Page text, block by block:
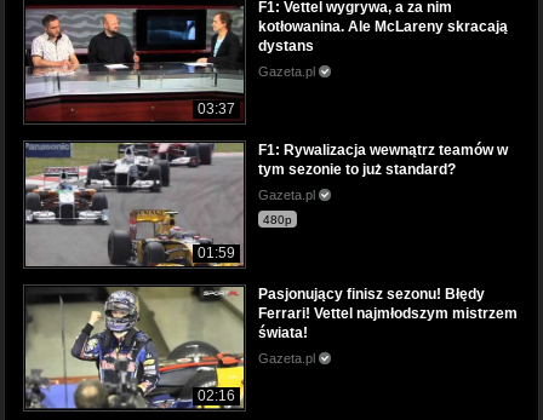
03:37
F1: Vettel wygrywa, a za nim
kotłowanina. Ale McLareny skracają
dystans
Gazeta.pl
01:59
F1: Rywalizacja wewnątrz teamów w
tym sezonie to już standard?
Gazeta.pl
480p
02:16
Pasjonujący finisz sezonu! Błędy
Ferrari! Vettel najmłodszym mistrzem
świata!
Gazeta.pl